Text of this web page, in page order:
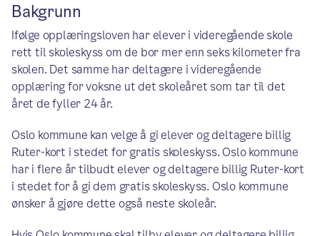
Bakgrunn
Ifølge opplæringsloven har elever i videregående skole
rett til skoleskyss om de bor mer enn seks kilometer fra
skolen. Det samme har deltagere i videregående
opplæring for voksne ut det skoleåret som tar til det
året de fyller 24 år.
Oslo kommune kan velge å gi elever og deltagere billig
Ruter-kort i stedet for gratis skoleskyss. Oslo kommune
har i flere år tilbudt elever og deltagere billig Ruter-kort
i stedet for å gi dem gratis skoleskyss. Oslo kommune
ønsker å gjøre dette også neste skoleår.